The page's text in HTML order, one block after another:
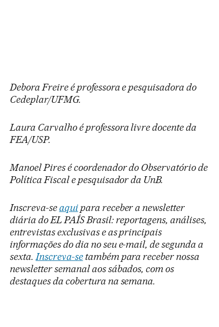
Debora Freire é professora e pesquisadora do
Cedeplar/UFMG.
Laura Carvalho é professora livre docente da
FEA/USP.
Manoel Pires é coordenador do Observatório de
Política Fiscal e pesquisador da UnB.
Inscreva-seaquipara receber a newsletter
diária do EL PAÍS Brasil: reportagens, análises,
entrevistas exclusivas e as principais
informações do dia no seu e-mail, de segunda a
sexta.Inscreva-setambém para receber nossa
newsletter semanal aos sábados, com os
destaques da cobertura na semana.